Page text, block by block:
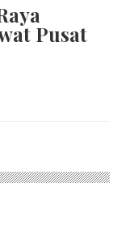
Pusat